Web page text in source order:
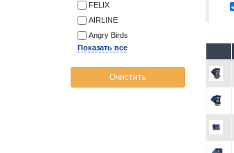
FELIX
AIRLINE
Angry Birds
Показать все
Очистить